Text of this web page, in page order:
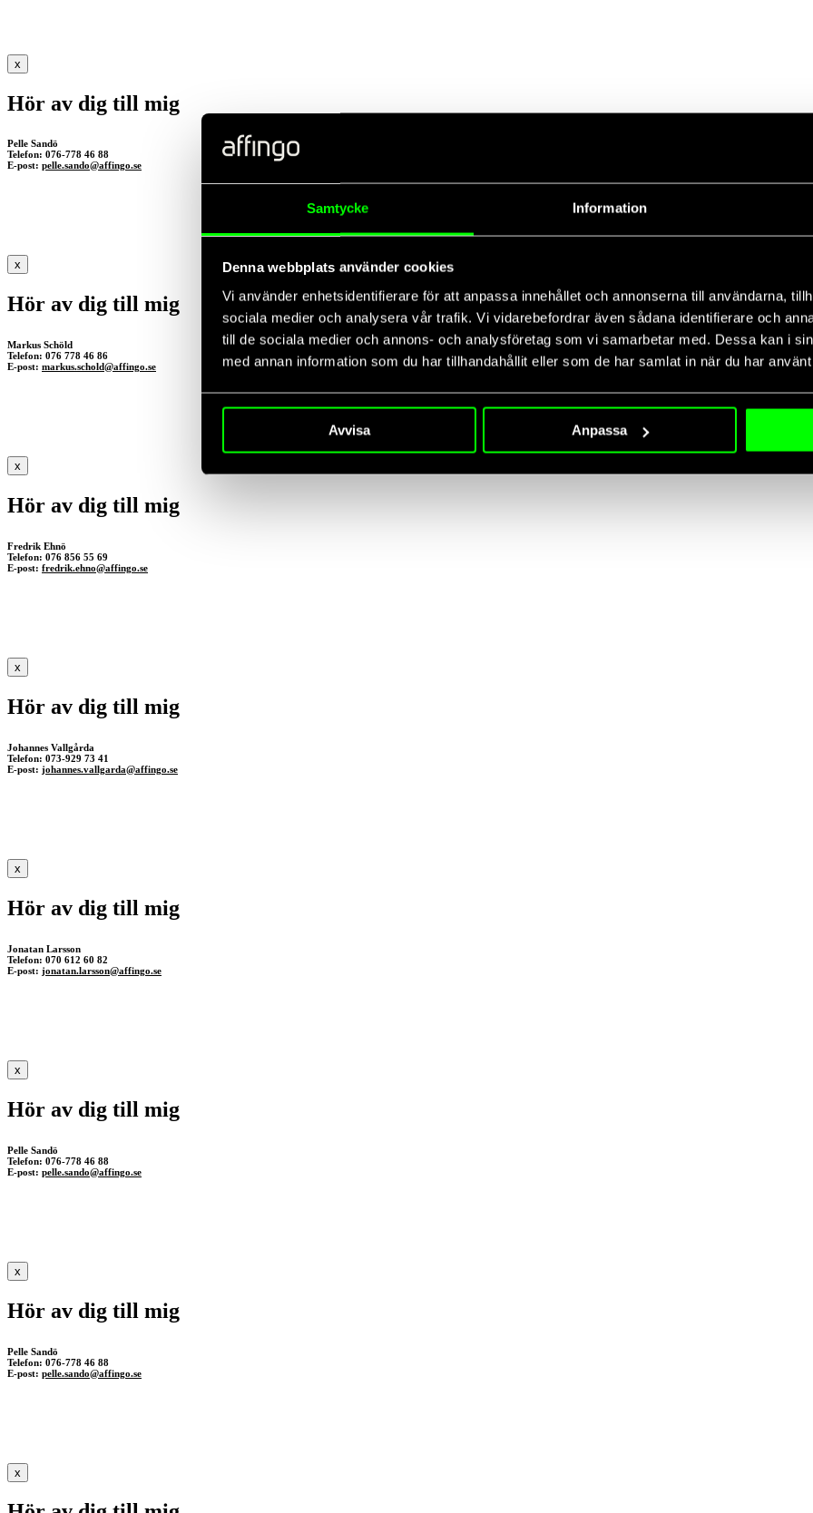
Samtycke Information
Denna webbplats använder cookies
Vi använder enhetsidentifierare för att anpassa innehållet och annonserna till användarna,
sociala medier och analysera vår trafik. Vi vidarebefordrar även sådana identifierare och
till de sociala medier och annons- och analysföretag som vi samarbetar med. Dessa kan i
med annan information som du har tillhandahållit eller som de har samlat in när du har
Avvisa Anpassa
x
Hör av dig till mig
Pelle Sandö
Telefon: 076-778 46 88
E-post: pelle.sando@affingo.se
x
Hör av dig till mig
Markus Schöld
Telefon: 076 778 46 86
E-post: markus.schold@affingo.se
x
Hör av dig till mig
Fredrik Ehnö
Telefon: 076 856 55 69
E-post: fredrik.ehno@affingo.se
x
Hör av dig till mig
Johannes Vallgårda
Telefon: 073-929 73 41
E-post: johannes.vallgarda@affingo.se
x
Hör av dig till mig
Jonatan Larsson
Telefon: 070 612 60 82
E-post: jonatan.larsson@affingo.se
x
Hör av dig till mig
Pelle Sandö
Telefon: 076-778 46 88
E-post: pelle.sando@affingo.se
x
Hör av dig till mig
Pelle Sandö
Telefon: 076-778 46 88
E-post: pelle.sando@affingo.se
x